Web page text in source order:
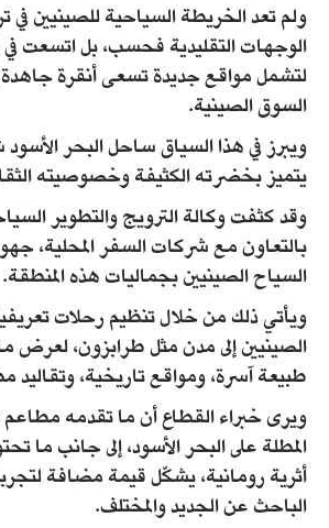
ولم تعد الخريطة السياحية للصينيين
الوجهات التقليدية فحسب، بل اتسعت في
لتشمل مواقع جديدة تسعى أنقرة جاهدة
السوق الصينية.
ويبرز في هذا السياق ساحل البحر الأسود
يتميز بخضرته الكثيفة وخصوصيته
وقد كثفت وكالة الترويج والتطوير
بالتعاون مع شركات السفر المحلية،
السياح الصينيين بجماليات هذه المنطقة.
ويأتي ذلك من خلال تنظيم رحلات
الصينيين إلى مدن مثل طرابزون، لعرض
طبيعة آسرة، ومواقع تاريخية، وتقاليد
ويرى خبراء القطاع أن ما تقدمه
المطلة على البحر الأسود، إلى جانب ما
أثرية رومانية، يشكّل قيمة مضافة
الباحث عن الجديد والمختلف.